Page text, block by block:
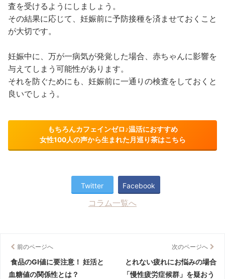
査を受けるようにしましょう。
その結果に応じて、妊娠前に予防接種を済ませておくこと
が大切です。
妊娠中に、万が一病気が発覚した場合、赤ちゃんに影響を
与えてしまう可能性があります。
それを防ぐためにも、妊娠前に一通りの検査をしておくと
良いでしょう。
もちろんカフェインゼロ♪温活におすすめ
女性100人の声から生まれた月巡り茶はこちら
Twitter Facebook
コラム一覧へ
前のページへ
食品のGI値に要注意！ 妊活と
血糖値の関係性とは？
次のページへ
とれない疲れにお悩みの場合
「慢性疲労症候群」を疑おう